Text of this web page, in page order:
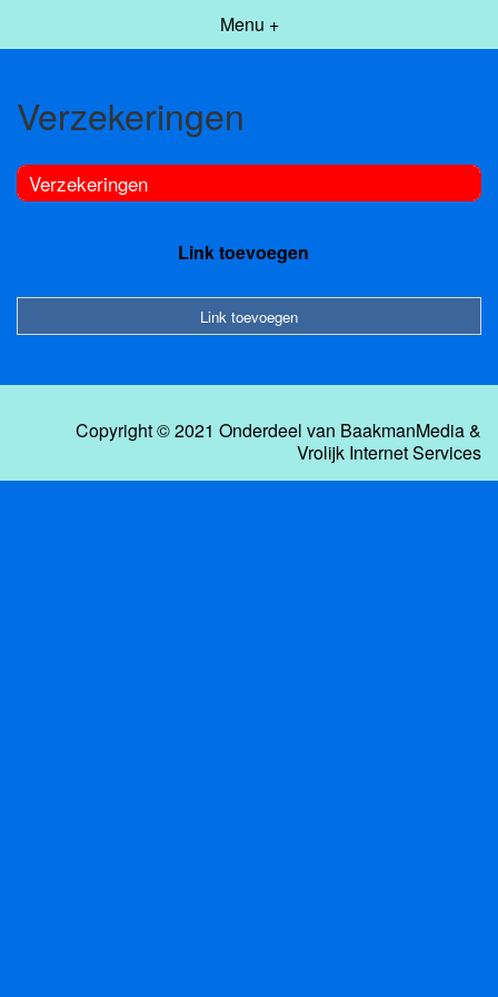
Menu +
Verzekeringen
Verzekeringen
Link toevoegen
Link toevoegen
Copyright © 2021 Onderdeel van BaakmanMedia&
Vrolijk Internet Services